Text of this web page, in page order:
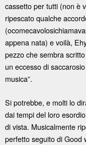
cassetto per tutti (non è
ripescato qualche
appena nata) e voilà,
pezzo che sembra
un eccesso di
musica”.
Si potrebbe, e molti lo
dai tempi del loro
di vista. Musicalmente
perfetto seguito di Good